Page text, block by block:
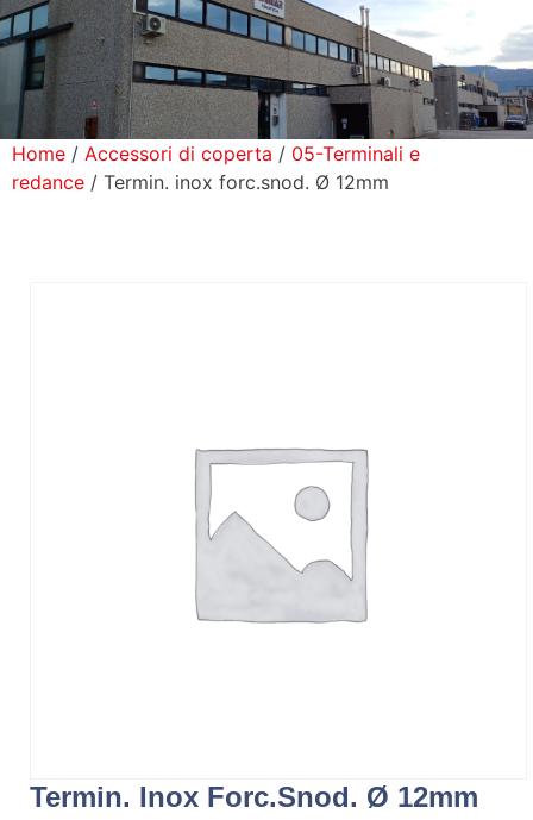
Prodotti
Home / Accessori di coperta / 05-Terminali e
redance / Termin. inox forc.snod. Ø 12mm
Termin. Inox Forc.snod. Ø 12mm